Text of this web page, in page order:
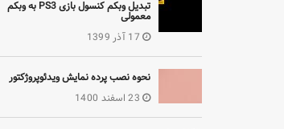
تبدیل وبکم کنسول بازی PS3 به وبکم
معمولی
17 آذر 1399
نحوه نصب پرده نمایش ویدئوپروژکتور
23 اسفند 1400